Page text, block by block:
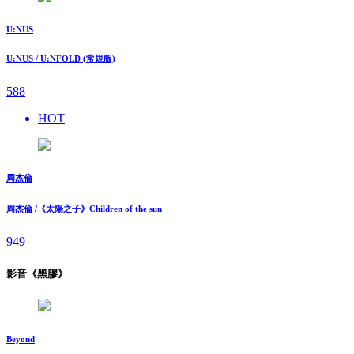
U:NUS
U:NUS / U:NFOLD (常規版)
588
HOT
周杰倫
周杰倫 /《太陽之子》Children of the sun
949
影音《黑膠》
Beyond